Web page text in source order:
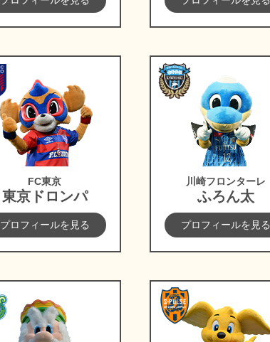
FC東京
東京ドロンパ
プロフィールを見る
川崎フロンターレ
ふろん太
プロフィールを見る
湘南ベルマーレ